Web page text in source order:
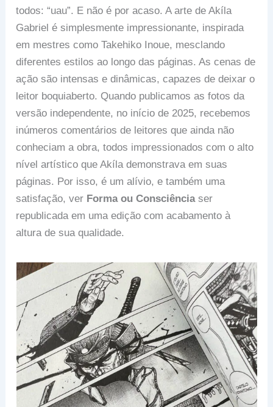
todos: “uau”. E não é por acaso. A arte de Akíla
Gabriel é simplesmente impressionante, inspirada
em mestres como Takehiko Inoue, mesclando
diferentes estilos ao longo das páginas. As cenas de
ação são intensas e dinâmicas, capazes de deixar o
leitor boquiaberto. Quando publicamos as fotos da
versão independente, no início de 2025, recebemos
inúmeros comentários de leitores que ainda não
conheciam a obra, todos impressionados com o alto
nível artístico que Akíla demonstrava em suas
páginas. Por isso, é um alívio, e também uma
satisfação, ver Forma ou Consciênciaser
republicada em uma edição com acabamento à
altura de sua qualidade.